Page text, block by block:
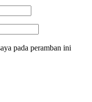
pada peramban ini